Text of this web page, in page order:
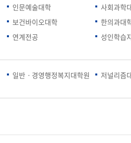
인문예술대학 사회과학
보건바이오대학
한의과대
연계전공
성인학습
일반ㆍ경영행정복지대학원 저널리즘